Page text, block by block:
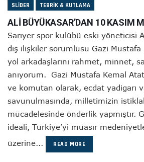
SLIDER TEBRIK & KUTLAMA
ALİ BÜYÜKASAR’DAN 10 KASIM
Sarıyer spor kulübü eski yöneticisi
dış ilişkiler sorumlusu Gazi
yol arkadaşlarını rahmet, minnet,
anıyorum. Gazi Mustafa Kemal
ve komutan olarak, ecdat yadigarı
savunulmasında, milletimizin
mücadelesinde önderlik yapmıştır.
ideali, Türkiye’yi muasır
üzerine...
READ MORE